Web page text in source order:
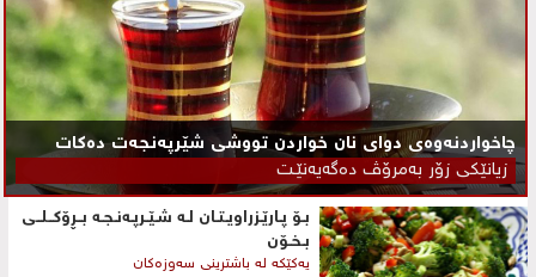
چاخواردنەوەی دوای نان خواردن تووشی شێرپه‌نجه‌ت ده‌كات
زیانێكی زۆر به‌مرۆڤ ده‌گه‌یه‌نێـت
بـۆ پـارێـزراویـتـان لـه‌ شـێـرپـه‌نـجـه‌ بــڕۆكــلــی‌
بـخـۆن
یه‌كێكه‌ له‌ باشترینی‌ سه‌وزه‌كان